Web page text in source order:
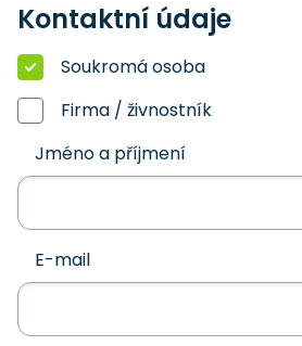
Kontaktní údaje
Soukromá osoba
Firma / živnostník
Jméno a příjmení
E-mail